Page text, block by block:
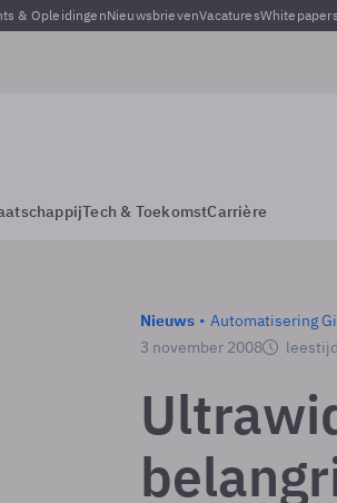
& OpleidingenNieuwsbrievenVacaturesWhitepapers
Tech & ToekomstCarrière
Nieuws
Automatisering
3 november 2008